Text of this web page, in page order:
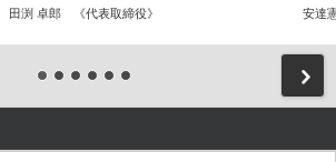
田渕 卓郎 《代表取締役》 安達